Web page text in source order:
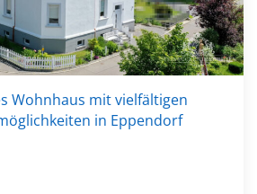
Wohnhaus mit vielfältigen
in Eppendorf